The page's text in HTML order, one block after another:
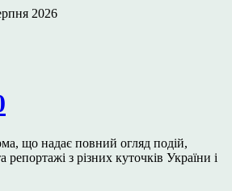
2026
що надає повний огляд подій,
репортажі з різних куточків України і